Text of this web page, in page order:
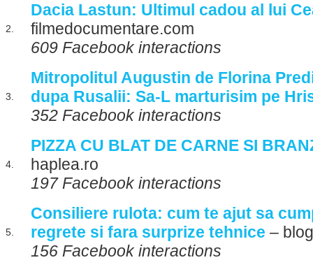
2.
Dacia Lastun: Ultimul cadou al lui
filmedocumentare.com
609 Facebook interactions
3.
Mitropolitul Augustin de Florina
dupa Rusalii: Sa-L marturisim pe
352 Facebook interactions
4.
PIZZA CU BLAT DE CARNE SI
haplea.ro
197 Facebook interactions
5.
Consiliere rulota: cum te ajut sa
regrete si fara surprize tehnice –
156 Facebook interactions